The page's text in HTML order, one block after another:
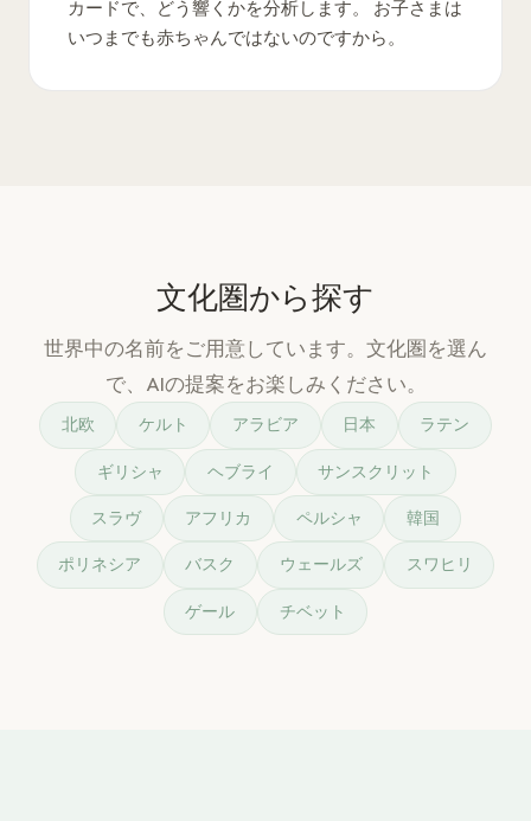
カードで、どう響くかを分析します。 お子さまは
いつまでも赤ちゃんではないのですから。
文化圏から探す
世界中の名前をご用意しています。文化圏を選ん
で、AIの提案をお楽しみください。
北欧 ケルト アラビア 日本 ラテン
ギリシャ ヘブライ サンスクリット
スラヴ アフリカ ペルシャ 韓国
ポリネシア バスク ウェールズ スワヒリ
ゲール チベット